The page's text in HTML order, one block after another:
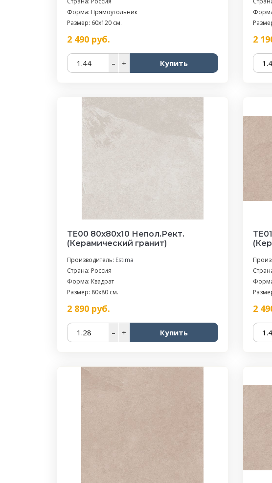
Форма: Прямоугольник
Размер: 60x120 см.
2 490 руб.
– + Купить
2
TE00 80x80x10 Непол.Рект.
(Керамический гранит)
Производитель: Estima
Страна: Россия
Форма: Квадрат
Размер: 80x80 см.
2 890 руб.
– + Купить
2